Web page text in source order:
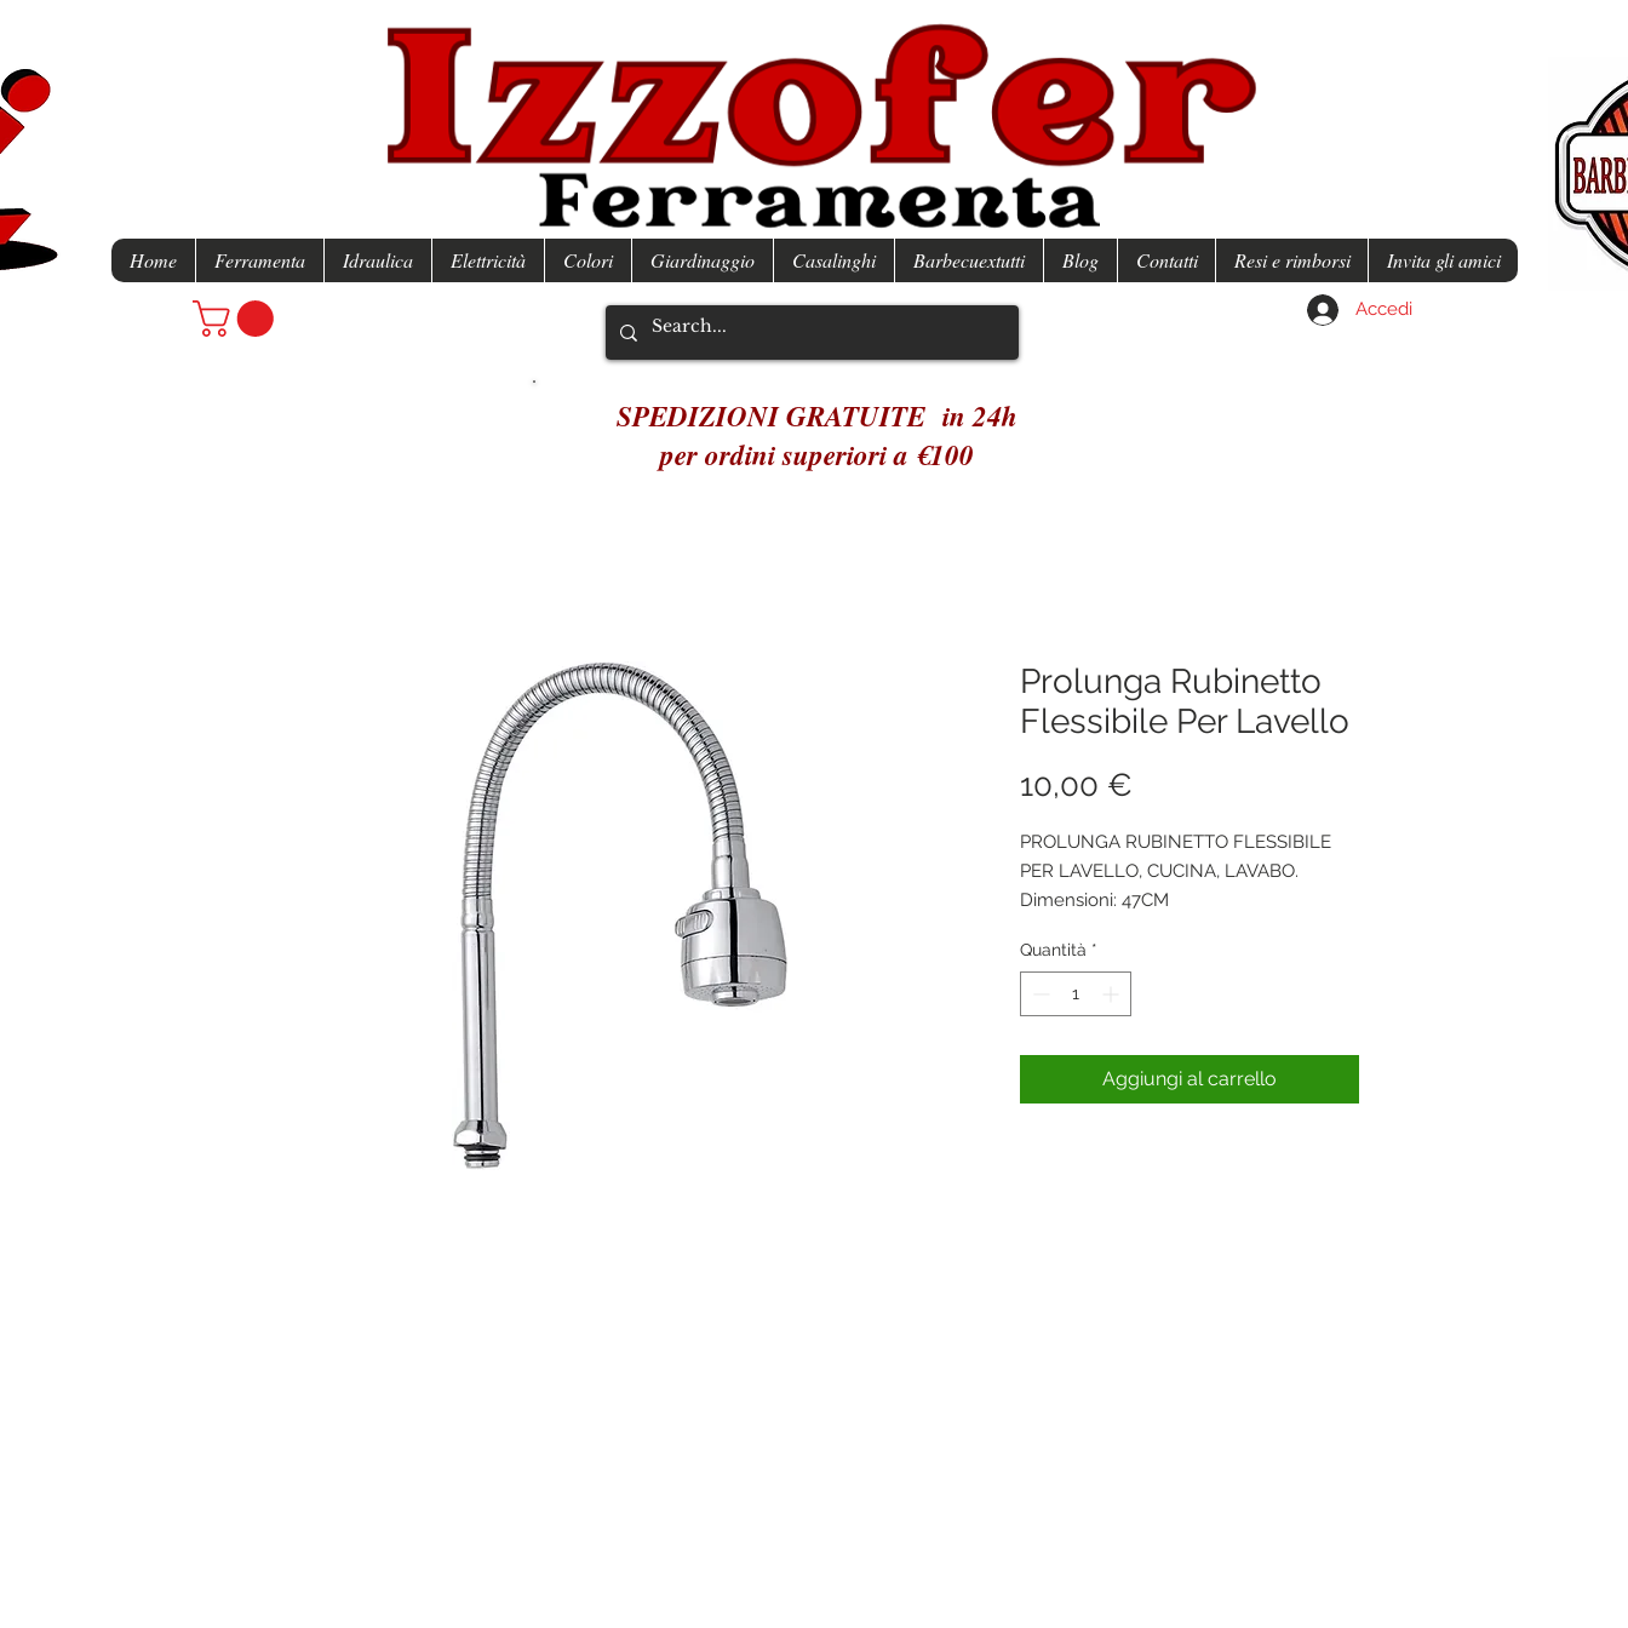
Home Ferramenta Idraulica Elettricità Colori Giardinaggio Casalinghi Barbecuextutti Blog Contatti Resi e rimborsi Invita gli amici
Accedi
SPEDIZIONI GRATUITE in 24h
per ordini superiori a €100
Prolunga Rubinetto
Flessibile Per Lavello
10,00 €
PROLUNGA RUBINETTO FLESSIBILE
PER LAVELLO, CUCINA, LAVABO.
Dimensioni: 47CM
Quantità *
Aggiungi al carrello